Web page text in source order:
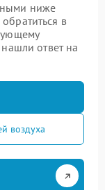
ниже
в
ответ на
воздуха